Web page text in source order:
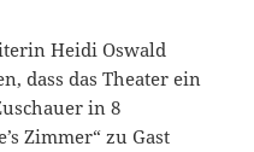
Heidi Oswald
dass das Theater ein
in 8
Zimmer“ zu Gast